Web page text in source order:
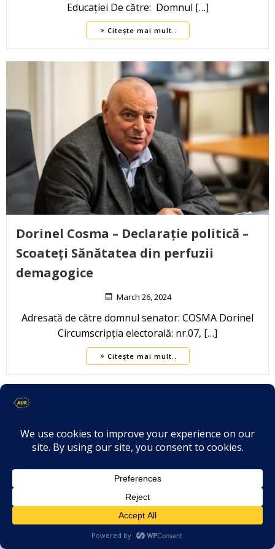
Educației De către: Domnul […]
Citește mai mult..
Dorinel Cosma – Declarație politică –
Scoateți Sănătatea din perfuzii
demagogice
March 26, 2024
Adresată de către domnul senator: COSMA Dorinel
Circumscripția electorală: nr.07, […]
Citește mai mult..